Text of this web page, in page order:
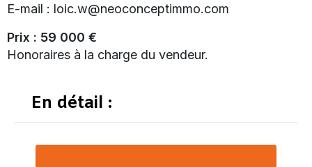
E-mail : loic.w@neoconceptimmo.com
Prix : 59 000 €
Honoraires à la charge du vendeur.
En détail :